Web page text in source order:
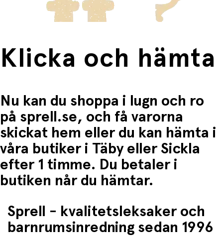
och språk.
Produktnamn:
Djeco DJ07721 – Mini Poppy
Serie:
POMEA Mini
Storlek:20 cm
Färg och detaljer:
Rosa hängselbyxa, blå ögon
Ålder:
Från 18 månader och uppåt
Skötsel: Maskintvätt 30 °C, lufttorkas
Innehåll: 1 docka
Lekvärde och utveckling
Mini Poppy uppmuntrar tillomtänksam rollek, där
barnet får öva empati, språk och social förståelse. Den
lilla storleken gör den perfekt som den första dockan –
användas vid nattning eller som en följeslagare i
barnvagnen.
Klicka och hämta
Nu kan du shoppa i lugn och ro
på sprell.se, och få varorna
skickat hem eller du kan hämta i
våra butiker i Täby eller Sickla
efter 1 timme. Du betaler i
butiken når du hämtar.
Sprell - kvalitetsleksaker och
barnrumsinredning sedan 1996